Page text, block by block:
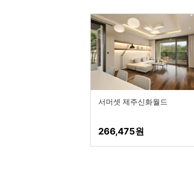
서머셋 제주신화월드
266,475